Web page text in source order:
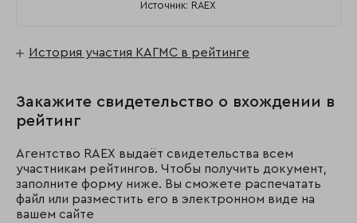
Источник: RAEX
История участия КАГМС в рейтинге
Закажите свидетельство о вхождении в
рейтинг
Агентство RAEX выдаёт свидетельства всем
участникам рейтингов. Чтобы получить документ,
заполните форму ниже. Вы сможете распечатать
файл или разместить его в электронном виде на
вашем сайте